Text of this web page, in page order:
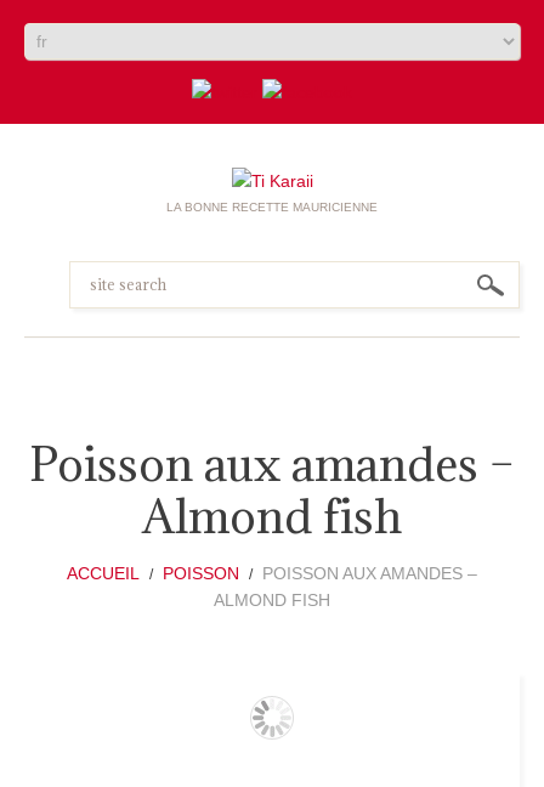
LA BONNE RECETTE MAURICIENNE
Poisson aux amandes –
Almond fish
ACCUEIL POISSON
POISSON AUX AMANDES –
ALMOND FISH